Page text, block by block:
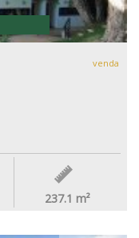
venda
237.1 m²